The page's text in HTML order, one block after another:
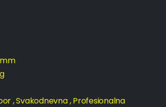
, Svakodnevna, Profesionalna